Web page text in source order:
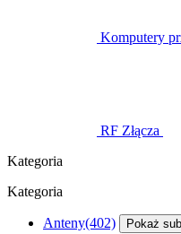
Komputery
RF Złącza
Kategoria
Kategoria
Anteny(402) Pokaż